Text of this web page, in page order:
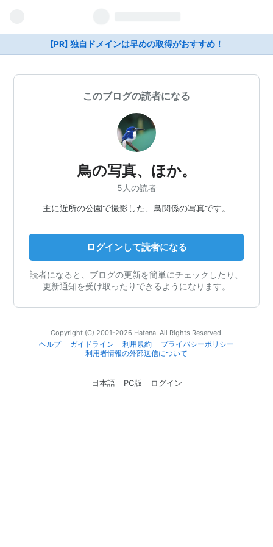
[PR] 独自ドメインは早めの取得がおすすめ！
このブログの読者になる
鳥の写真、ほか。
5人の読者
主に近所の公園で撮影した、鳥関係の写真です。
ログインして読者になる
読者になると、ブログの更新を簡単にチェックしたり、
更新通知を受け取ったりできるようになります。
Copyright (C) 2001-2026 Hatena. All Rights Reserved.
ヘルプ
ガイドライン 利用規約
プライバシーポリシー
利用者情報の外部送信について
日本語 PC版 ログイン